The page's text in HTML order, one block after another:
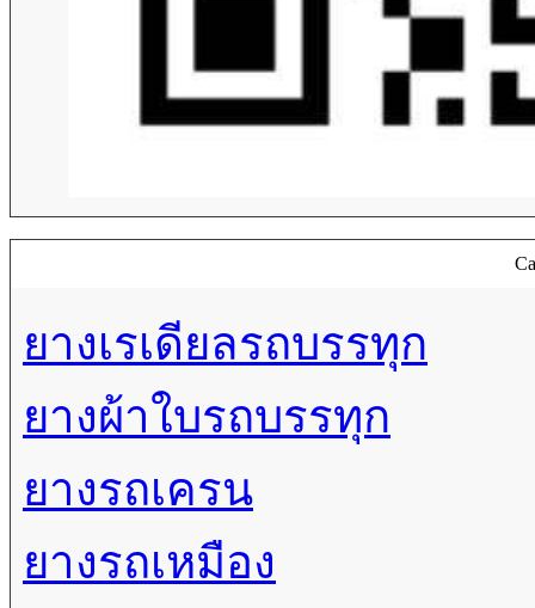
ยางเรเดียลรถบรรทุก
ยางผ้าใบรถบรรทุก
ยางรถเครน
ยางรถเหมือง